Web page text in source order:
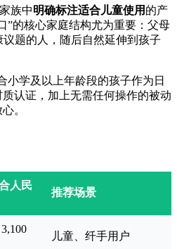
族中明确标注适合儿童使用 的产
”的核心家庭结构尤为重要：父母
题的人，随后自然延伸到孩子
小学及以上年龄段的孩子作为日
认证，加上无需任何操作的被动
。
人民
推荐场景
儿童、纤手用户